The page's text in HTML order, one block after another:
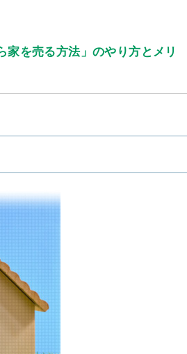
家を売る方法」のやり方とメリ